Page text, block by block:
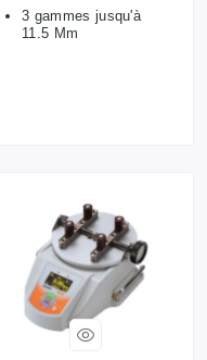
3 gammes jusqu'à
11.5 Mm